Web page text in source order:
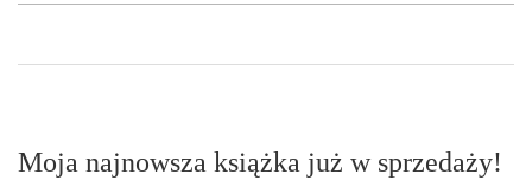
Moja najnowsza książka już w sprzedaży!